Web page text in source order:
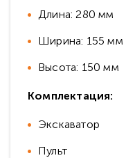
Длина: 280 мм
Ширина: 155 мм
Высота: 150 мм
Комплектация:
Экскаватор
Пульт